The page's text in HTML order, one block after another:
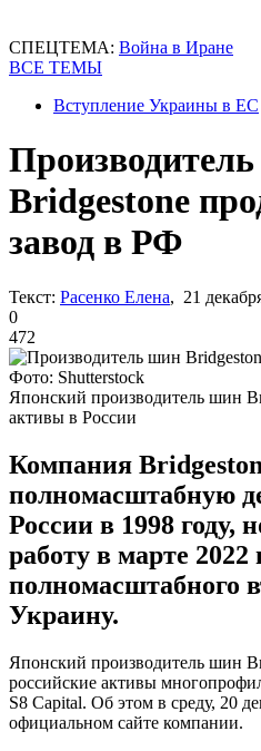
СПЕЦТЕМА: Война в Иране
ВСЕ ТЕМЫ
Вступление Украины в ЕС
Bridgestone
завод в РФ
Текст: Расенко Елена, 21
0
472
Фото: Shutterstock
Японский производитель шин
активы в России
Компания
полномасштабную
России в 1998 году,
работу в марте 2022
полномасштабного
Украину.
Японский производитель шин
российские активы
S8 Capital. Об этом в среду, 20
официальном сайте компании.